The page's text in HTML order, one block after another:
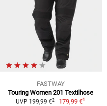
FASTWAY
Touring Women 201 Textilhose
UVP 199,99 €2 179,99 €1